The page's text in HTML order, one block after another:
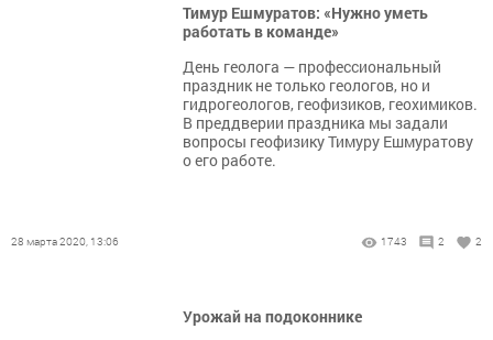
Тимур Ешмуратов: «Нужно уметь
работать в команде»
День геолога — профессиональный
праздник не только геологов, но и
гидрогеологов, геофизиков, геохимиков.
В преддверии праздника мы задали
вопросы геофизику Тимуру Ешмуратову
о его работе.
28 марта 2020, 13:06 1743 2 2
Урожай на подоконнике